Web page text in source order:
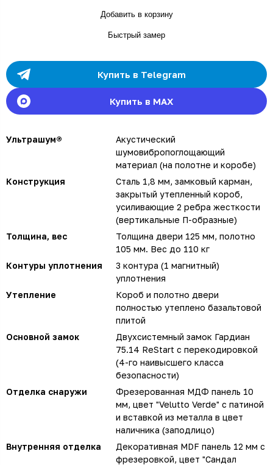
Добавить в корзину
Быстрый замер
Купить в Telegram
Купить в MAX
Ультрашум®
Акустический
шумовибропоглощающий
материал (на полотне и коробе)
Конструкция
Сталь 1,8 мм, замковый карман,
закрытый утепленный короб,
усиливающие 2 ребра жесткости
(вертикальные П-образные)
Толщина, вес
Толщина двери 125 мм, полотно
105 мм. Вес до 110 кг
Контуры уплотнения
3 контура (1 магнитный)
уплотнения
Утепление
Короб и полотно двери
полностью утеплено базальтовой
плитой
Основной замок
Двухсистемный замок Гардиан
75.14 ReStart с перекодировкой
(4-го наивысшего класса
безопасности)
Отделка снаружи
Фрезерованная МДФ панель 10
мм, цвет "Velutto Verde" с патиной
и вставкой из металла в цвет
наличника (заподлицо)
Внутренняя отделка
Декоративная MDF панель 12 мм с
фрезеровкой, цвет "Сандал